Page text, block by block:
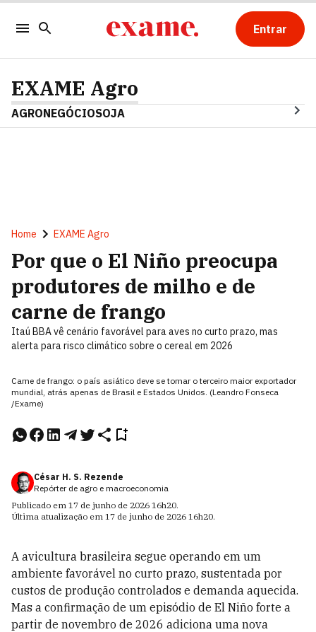
Entrar
EXAME Agro
AGRONEGÓCIOSOJA
Home EXAME Agro
Por que o El Niño preocupa
produtores de milho e de
carne de frango
Itaú BBA vê cenário favorável para aves no curto prazo, mas
alerta para risco climático sobre o cereal em 2026
Carne de frango: o país asiático deve se tornar o terceiro maior exportador
mundial, atrás apenas de Brasil e Estados Unidos. (Leandro Fonseca
/Exame)
César H. S. Rezende
Repórter de agro e macroeconomia
Publicado em 17 de junho de 2026 16h20.
Última atualização em 17 de junho de 2026 16h20.
A avicultura brasileira segue operando em um
ambiente favorável no curto prazo, sustentada por
custos de produção controlados e demanda aquecida.
Mas a confirmação de um episódio de El Niño forte a
partir de novembro de 2026 adiciona uma nova